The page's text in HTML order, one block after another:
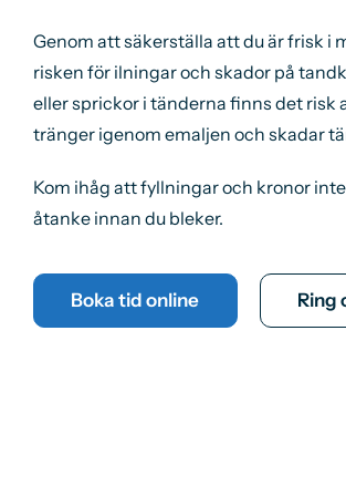
Genom att säkerställa att du är frisk i
risken för ilningar och skador på
eller sprickor i tänderna finns det
tränger igenom emaljen och skadar
Kom ihåg att fyllningar och kronor
åtanke innan du bleker.
Boka tid online Ring